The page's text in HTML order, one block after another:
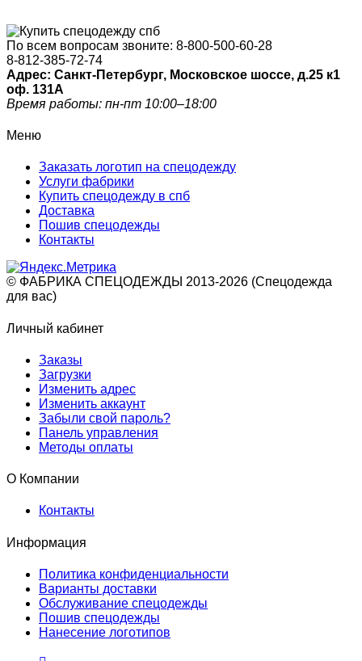
По всем вопросам звоните: 8-800-500-60-28
8-812-385-72-74
Адрес: Санкт-Петербург, Московское шоссе, д.25 к1
оф. 131A
Время работы: пн-пт 10:00–18:00
Меню
Заказать логотип на спецодежду
Услуги фабрики
Купить спецодежду в спб
Доставка
Пошив спецодежды
Контакты
© ФАБРИКА СПЕЦОДЕЖДЫ 2013-2026 (Спецодежда
для вас)
Личный кабинет
Заказы
Загрузки
Изменить адрес
Изменить аккаунт
Забыли свой пароль?
Панель управления
Методы оплаты
О Компании
Контакты
Информация
Политика конфиденциальности
Варианты доставки
Обслуживание спецодежды
Пошив спецодежды
Нанесение логотипов